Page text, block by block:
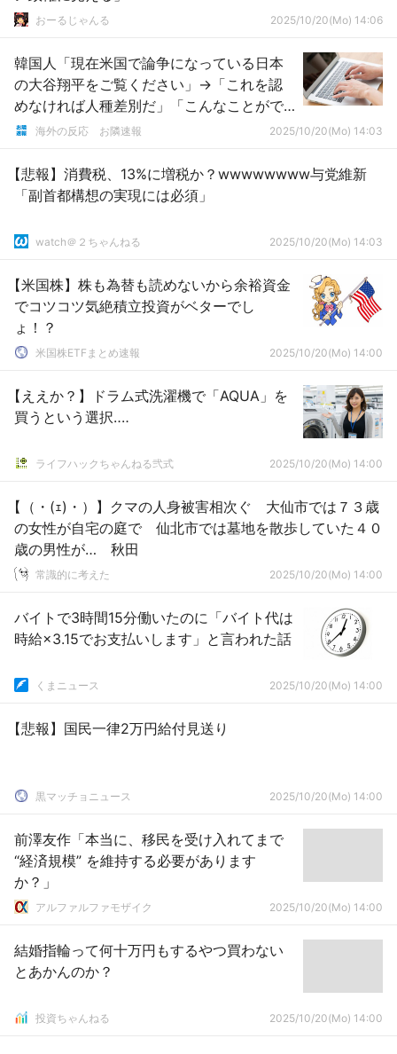
おーるじゃんる 2025/10/20(Mo) 14:06
韓国人「現在米国で論争になっている日本
の大谷翔平をご覧ください」→「これを認
めなければ人種差別だ」「こんなことがで
きる人は世界で唯一大谷しかいない」「投
ｗ」
海外の反応 お隣速報 2025/10/20(Mo) 14:03
【悲報】消費税、13%に増税か？wwwwwwww与党維新
「副首都構想の実現には必須」
watch＠２ちゃんねる 2025/10/20(Mo) 14:03
【米国株】株も為替も読めないから余裕資金
でコツコツ気絶積立投資がベターでし
ょ！？
米国株ETFまとめ速報 2025/10/20(Mo) 14:00
【ええか？】ドラム式洗濯機で「AQUA」を
買うという選択‥‥
ライフハックちゃんねる弐式 2025/10/20(Mo) 14:00
【（・(ｪ)・）】クマの人身被害相次ぐ 大仙市では７３歳
の女性が自宅の庭で 仙北市では墓地を散歩していた４０
歳の男性が… 秋田
常識的に考えた 2025/10/20(Mo) 14:00
バイトで3時間15分働いたのに「バイト代は
時給×3.15でお支払いします」と言われた話
くまニュース 2025/10/20(Mo) 14:00
【悲報】国民一律2万円給付見送り
黒マッチョニュース 2025/10/20(Mo) 14:00
前澤友作「本当に、移民を受け入れてまで
“経済規模” を維持する必要があります
か？」
アルファルファモザイク 2025/10/20(Mo) 14:00
結婚指輪って何十万円もするやつ買わない
とあかんのか？
投資ちゃんねる 2025/10/20(Mo) 14:00